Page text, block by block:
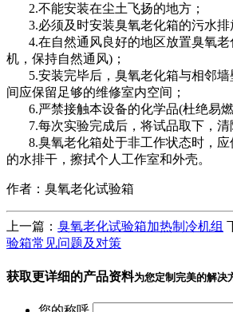
2.不能安装在尘土飞扬的地方；
3.必须及时安装臭氧老化箱的污水排
4.在自然通风良好的地区放置臭氧老
机，保持自然通风)；
5.安装完毕后，臭氧老化箱与相邻墙
间应保留足够的维修室内空间；
6.严禁接触本设备的化学品(杜绝易燃
7.每次实验完成后，将试品取下，清
8.臭氧老化箱处于非工作状态时，应
的水排干，擦拭个人工作室和外壳。
作者：臭氧老化试验箱
上一篇： 臭氧老化试验箱加热制冷机组
验箱常见问题及对策
获取更详细的产品资料为您定制完美的解决